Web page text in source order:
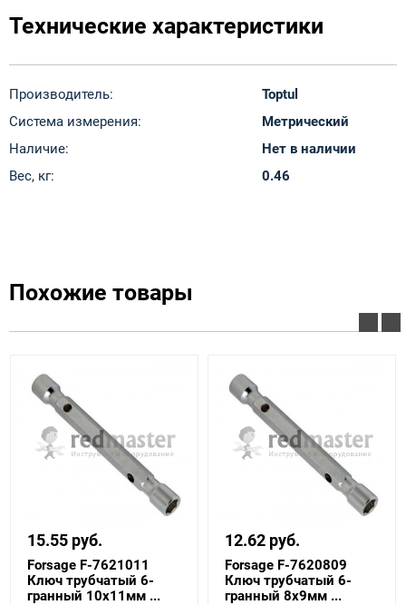
Технические характеристики
Производитель:
Toptul
Система измерения:
Метрический
Наличие:
Нет в наличии
Вес, кг:
0.46
Похожие товары
15.55 руб.
Forsage F-7621011
Ключ трубчатый 6-
гранный 10х11мм ...
12.62 руб.
Forsage F-7620809
Ключ трубчатый 6-
гранный 8х9мм ...